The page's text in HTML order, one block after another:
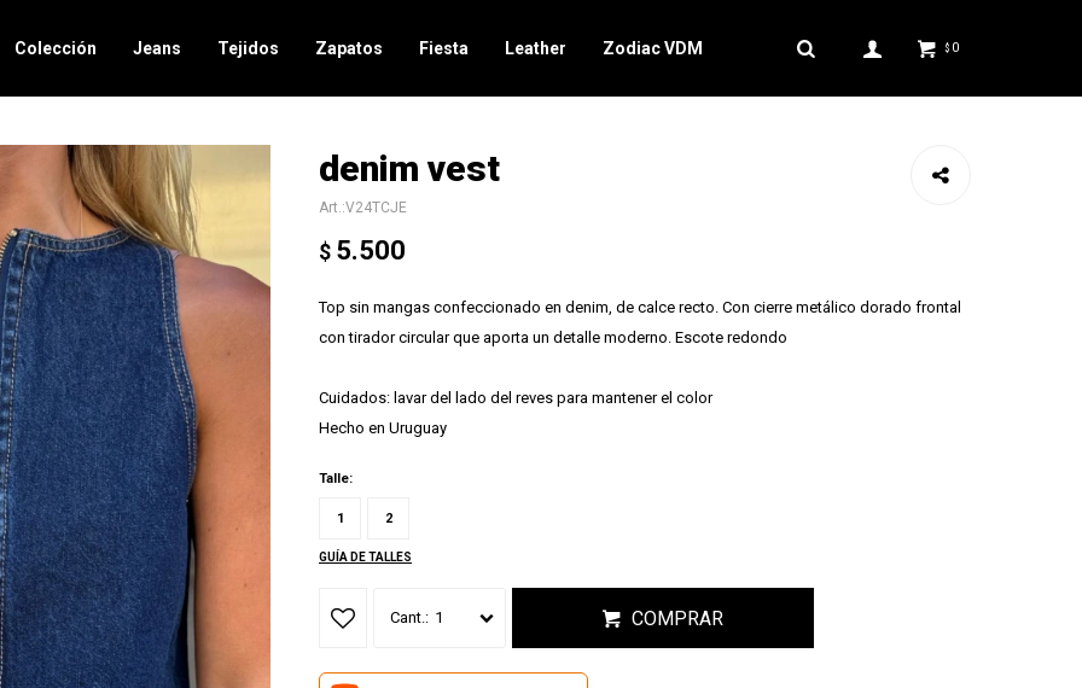
Colección Jeans Tejidos Zapatos Fiesta Leather Zodiac VDM $ 0
denim vest
V24TCJE
$ 5.500
Top sin mangas confeccionado en denim, de calce recto. Con cierre metálico dorado frontal
con tirador circular que aporta un detalle moderno. Escote redondo
Cuidados: lavar del lado del reves para mantener el color
Hecho en Uruguay
Talle:
1 2
GUÍA DE TALLES
1 COMPRAR